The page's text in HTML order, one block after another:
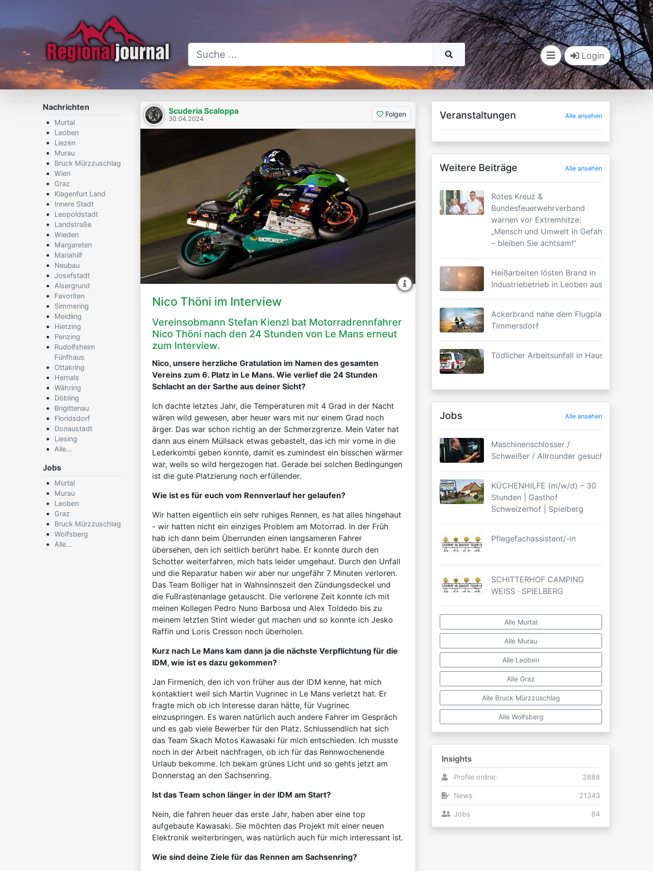
Login
Nachrichten
Murtal
Leoben
Liezen
Murau
Bruck Mürzzuschlag
Wien
Graz
Klagenfurt Land
Innere Stadt
Leopoldstadt
Landstraße
Wieden
Margareten
Mariahilf
Neubau
Josefstadt
Alsergrund
Favoriten
Simmering
Meidling
Hietzing
Penzing
Rudolfsheim
Fünfhaus
Ottakring
Hernals
Währing
Döbling
Brigittenau
Floridsdorf
Donaustadt
Liesing
Alle...
Jobs
Murtal
Murau
Leoben
Graz
Bruck Mürzzuschlag
Wolfsberg
Alle...
Scuderia Scaloppa
30.04.2024
Folgen
Nico Thöni im Interview
Vereinsobmann Stefan Kienzl bat Motorradrennfahrer
Nico Thöni nach den 24 Stunden von Le Mans erneut
zum Interview.
Nico, unsere herzliche Gratulation im Namen des gesamten
Vereins zum 6. Platz in Le Mans. Wie verlief die 24 Stunden
Schlacht an der Sarthe aus deiner Sicht?
Ich dachte letztes Jahr, die Temperaturen mit 4 Grad in der Nacht
wären wild gewesen, aber heuer wars mit nur einem Grad noch
ärger. Das war schon richtig an der Schmerzgrenze. Mein Vater hat
dann aus einem Müllsack etwas gebastelt, das ich mir vorne in die
Lederkombi geben konnte, damit es zumindest ein bisschen wärmer
war, weils so wild hergezogen hat. Gerade bei solchen Bedingungen
ist die gute Platzierung noch erfüllender.
Wie ist es für euch vom Rennverlauf her gelaufen?
Wir hatten eigentlich ein sehr ruhiges Rennen, es hat alles hingehaut
- wir hatten nicht ein einziges Problem am Motorrad. In der Früh
hab ich dann beim Überrunden einen langsameren Fahrer
übersehen, den ich seitlich berührt habe. Er konnte durch den
Schotter weiterfahren, mich hats leider umgehaut. Durch den Unfall
und die Reparatur haben wir aber nur ungefähr 7 Minuten verloren.
Das Team Bolliger hat in Wahnsinnszeit den Zündungsdeckel und
die Fußrastenanlage getauscht. Die verlorene Zeit konnte ich mit
meinen Kollegen Pedro Nuno Barbosa und Alex Toldedo bis zu
meinem letzten Stint wieder gut machen und so konnte ich Jesko
Raffin und Loris Cresson noch überholen.
Kurz nach Le Mans kam dann ja die nächste Verpflichtung für die
IDM, wie ist es dazu gekommen?
Jan Firmenich, den ich von früher aus der IDM kenne, hat mich
kontaktiert weil sich Martin Vugrinec in Le Mans verletzt hat. Er
fragte mich ob ich Interesse daran hätte, für Vugrinec
einzuspringen. Es waren natürlich auch andere Fahrer im Gespräch
und es gab viele Bewerber für den Platz. Schlussendlich hat sich
das Team Skach Motos Kawasaki für mich entschieden. Ich musste
noch in der Arbeit nachfragen, ob ich für das Rennwochenende
Urlaub bekomme. Ich bekam grünes Licht und so gehts jetzt am
Donnerstag an den Sachsenring.
Ist das Team schon länger in der IDM am Start?
Nein, die fahren heuer das erste Jahr, haben aber eine top
aufgebaute Kawasaki. Sie möchten das Projekt mit einer neuen
Elektronik weiterbringen, was natürlich auch für mich interessant ist.
Wie sind deine Ziele für das Rennen am Sachsenring?
Veranstaltungen Alle ansehen
Weitere Beiträge Alle ansehen
Rotes Kreuz &
Bundesfeuerwehrverband
warnen vor Extremhitze:
„Mensch und Umwelt in Gefahr
– bleiben Sie achtsam!“
Heißarbeiten lösten Brand in
Industriebetrieb in Leoben aus
Ackerbrand nahe dem Flugplatz
Timmersdorf
Tödlicher Arbeitsunfall in Haus
Jobs Alle ansehen
Maschinenschlosser /
Schweißer / Allrounder gesucht
KÜCHENHILFE (m/w/d) – 30
Stunden | Gasthof
Schweizerhof | Spielberg
Pflegefachassistent/-in
SCHITTERHOF CAMPING
WEISS · SPIELBERG
Alle Murtal
Alle Murau
Alle Leoben
Alle Graz
Alle Bruck Mürzzuschlag
Alle Wolfsberg
Insights
Profile online: 2888
News 21343
Jobs 84